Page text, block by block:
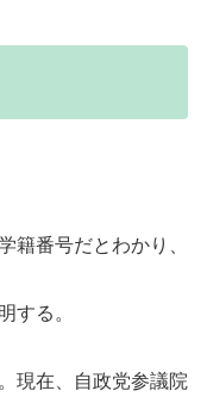
籍番号だとわかり、
する。
。現在、自政党参議院